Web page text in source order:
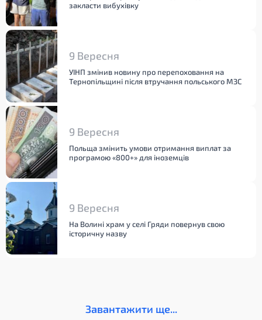
закласти вибухівку
9 Вересня
УІНП змінив новину про перепоховання на
Тернопільщині після втручання польського МЗС
9 Вересня
Польща змінить умови отримання виплат за
програмою «800+» для іноземців
9 Вересня
На Волині храм у селі Гряди повернув свою
історичну назву
Завантажити ще...